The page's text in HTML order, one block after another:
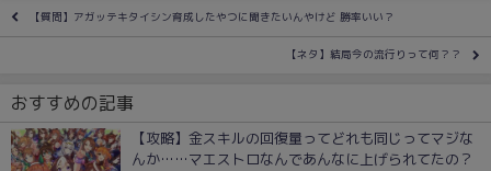
【質問】アガッテキタイシン育成したやつに聞きたいんやけど 勝率いい？
【ネタ】結局今の流行りって何？？
おすすめの記事
【攻略】金スキルの回復量ってどれも同じってマジな
んか……マエストロなんであんなに上げられてたの？